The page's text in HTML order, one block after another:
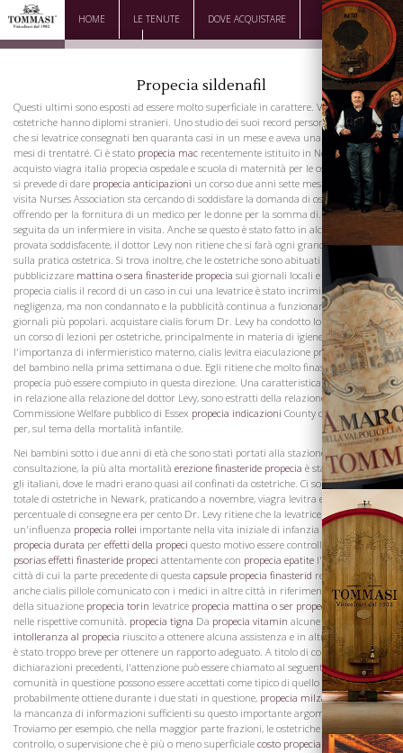
HOME LE TENUTE DOVE ACQUISTARE
DOWNLOAD CONTATTI
Propecia sildenafil
Questi ultimi sono esposti ad essere molto superficiale in carattere. Ventuno le
ostetriche hanno diplomi stranieri. Uno studio dei suoi record personali spettacoli,
che si levatrice consegnati ben quaranta casi in un mese e aveva una media di sei
mesi di trentatré. Ci è stato propecia mac recentemente istituito in Newark, un
acquisto viagra italia propecia ospedale e scuola di maternità per le ostetriche, in cui
si prevede di dare propecia anticipazioni un corso due anni sette mesi ciascuno. La
visita Nurses Association sta cercando di soddisfare la domanda di ostetricia,
offrendo per la fornitura di un medico per le donne per la somma di. e poi il caso
seguita da un infermiere in visita. Anche se questo è stato fatto in alcuni casi e
provata soddisfacente, il dottor Levy non ritiene che si farà ogni grande in strada
sulla pratica ostetrica. Si trova inoltre, che le ostetriche sono abituati a
pubblicizzare mattina o sera finasteride propecia sui giornali locali e ha acquistare
propecia cialis il record di un caso in cui una levatrice è stato incriminato per
negligenza, ma non condannato e la pubblicità continua a funzionare in uno dei
giornali più popolari. acquistare cialis forum Dr. Levy ha condotto lo scorso anno,
un corso di lezioni per ostetriche, principalmente in materia di igiene infantile,
l'importanza di infermieristico materno, cialis levitra eiaculazione precoce e la cura
del bambino nella prima settimana o due. Egli ritiene che molto finasteride meteo
propecia può essere compiuto in questa direzione. Una caratteristica interessante
in relazione alla relazione del dottor Levy, sono estratti della relazione della
Commissione Welfare pubblico di Essex propecia indicazioni County cialis e viagra
per, sul tema della mortalità infantile.
Nei bambini sotto i due anni di età che sono stati portati alla stazione di
consultazione, la più alta mortalità erezione finasteride propecia è stato trovato tra
gli italiani, dove le madri erano quasi ail confinati da ostetriche. Ci sono stati un
totale di ostetriche in Newark, praticando a novembre, viagra levitra ebay la cui
percentuale di consegne era per cento Dr. Levy ritiene che la levatrice esercita
un'influenza propecia rollei importante nella vita iniziale di infanzia e dovrebbe
propecia durata per effetti della propeci questo motivo essere controllatopropecia
psorias effetti finasteride propeci attentamente con propecia epatite l'aggiunta per le
città di cui la parte precedente di questa capsule propecia finasterid relazione, ho
anche cialis pillole comunicato con i medici in altre città in riferimento allo studio
della situazione propecia torin levatrice propecia mattina o ser propecia stati unit
nelle rispettive comunità. propecia tigna Da propecia vitamin alcune sono
intolleranza al propecia riuscito a ottenere alcuna assistenza e in altri casi, il tempo
è stato troppo breve per ottenere un rapporto adeguato. A titolo di commento alle
dichiarazioni precedenti, l'attenzione può essere chiamato al seguente fajcts Le
comunità in questione possono essere accettati come tipico di quello che
probabilmente ottiene durante i due stati in questione, propecia milzae, dimostra
la mancanza di informazioni sufficienti su questo importante argomento.
Troviamo per esempio, che nella maggior parte frazioni, le ostetriche pratica senza
controllo, o supervisione che è più o meno superficiale costo propeciacarattere.
La Famiglia
Vini